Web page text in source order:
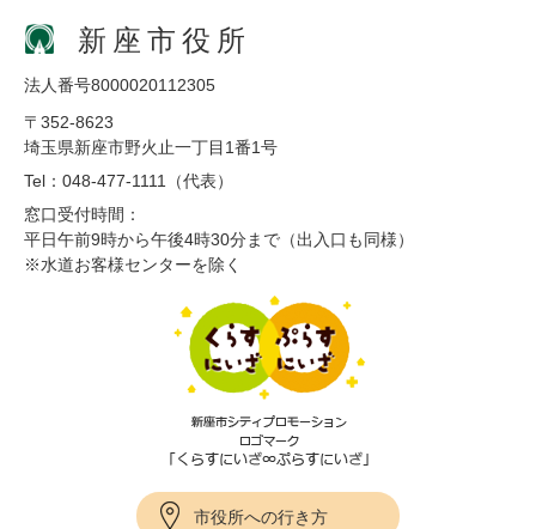
新座市役所
法人番号8000020112305
〒352-8623
埼玉県新座市野火止一丁目1番1号
Tel：048-477-1111（代表）
窓口受付時間：
平日午前9時から午後4時30分まで（出入口も同様）
※水道お客様センターを除く
市役所への行き方